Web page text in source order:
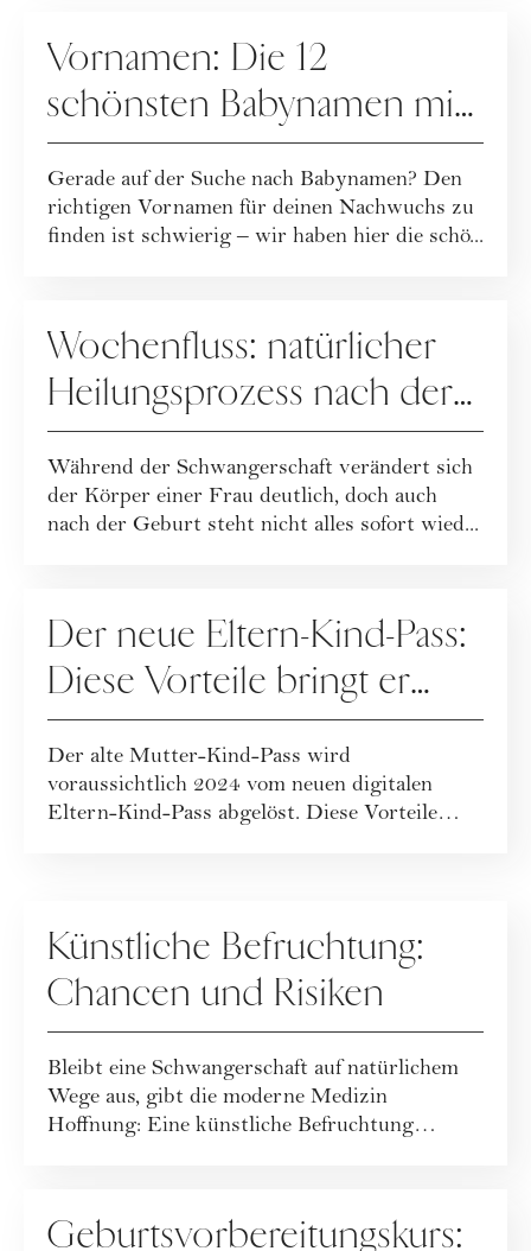
Vornamen: Die 12
schönsten Babynamen mit
I
Gerade auf der Suche nach Babynamen? Den
richtigen Vornamen für deinen Nachwuchs zu
finden ist schwierig – wir haben hier die schö...
Wochenfluss: natürlicher
Heilungsprozess nach der
Geburt
Während der Schwangerschaft verändert sich
der Körper einer Frau deutlich, doch auch
nach der Geburt steht nicht alles sofort wied...
Der neue Eltern-Kind-Pass:
Diese Vorteile bringt er
Eltern und Kindern
Der alte Mutter-Kind-Pass wird
voraussichtlich 2024 vom neuen digitalen
Eltern-Kind-Pass abgelöst. Diese Vorteile
Künstliche Befruchtung:
Chancen und Risiken
Bleibt eine Schwangerschaft auf natürlichem
Wege aus, gibt die moderne Medizin
Hoffnung: Eine künstliche Befruchtung
Geburtsvorbereitungskurs: